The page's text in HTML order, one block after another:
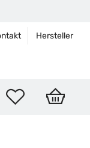
Hersteller